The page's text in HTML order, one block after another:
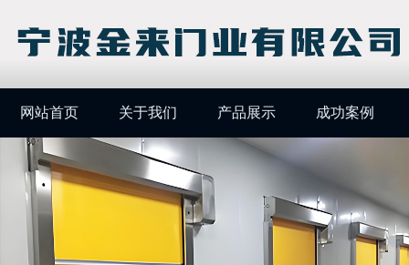
网站首页 关于我们 产品展示 成功案例